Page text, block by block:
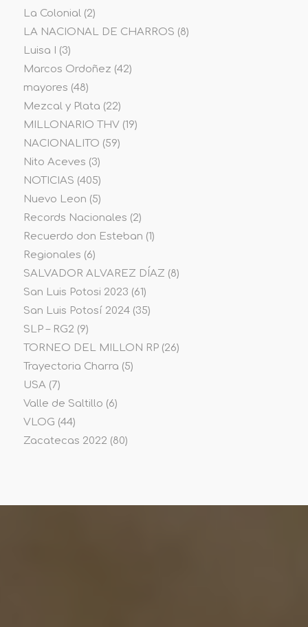
La Colonial(2)
LA NACIONAL DE CHARROS (8)
Luisa I
(3)
Marcos Ordoñez (42)
mayores (48)
Mezcal y Plata (22)
MILLONARIO THV(19)
NACIONALITO (59)
Nito Aceves (3)
NOTICIAS (405)
Nuevo Leon (5)
Records Nacionales (2)
Recuerdo don Esteban (1)
Regionales (6)
SALVADOR ALVAREZ DÍAZ (8)
San Luis Potosi 2023 (61)
San Luis Potosí 2024(35)
SLP – RG2 (9)
TORNEO DEL MILLON RP(26)
Trayectoria Charra (5)
USA(7)
Valle de Saltillo (6)
VLOG (44)
Zacatecas 2022 (80)